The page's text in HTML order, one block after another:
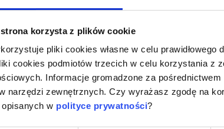
korzysta z plików cookie
pliki cookies własne w celu
cookies podmiotów trzecich w celu korzystania z
Informacje gromadzone za
narzędzi zewnętrznych. Czy wyrażasz zgodę na
w polityce prywatności?
Napisz do nas: